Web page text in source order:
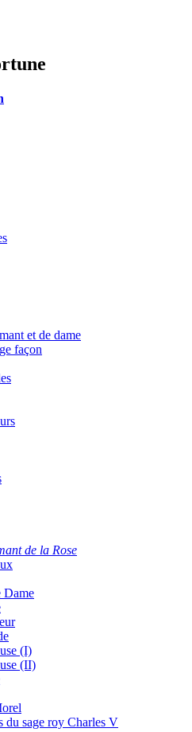
et de dame
façon
de la Rose
Dame
(I)
(II)
du sage roy Charles V